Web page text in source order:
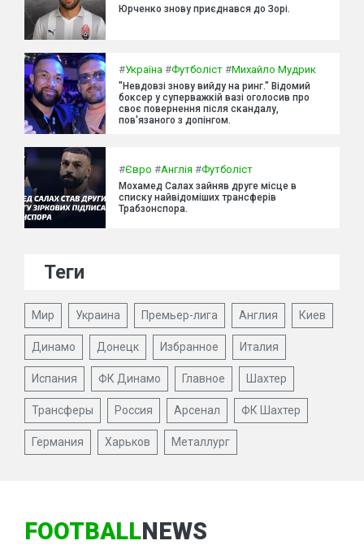
Юрченко знову приєднався до Зорі.
#Україна #Футболіст #Михайло Мудрик
"Невдовзі знову вийду на ринг." Відомий
боксер у суперважкій вазі оголосив про
своє повернення після скандалу,
пов'язаного з допінгом.
#Євро #Англія #Футболіст
Мохамед Салах зайняв друге місце в
списку найвідоміших трансферів
Трабзонспора.
Теги
Мир Украина Премьер-лига Англия Киев
Динамо Донецк Избранное Италия
Испания ФК Динамо Главное Шахтер
Трансферы Россия Арсенал ФК Шахтер
Германия Харьков Металлург
FOOTBALLNEWS